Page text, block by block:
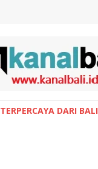
TERPERCAYA DARI BALI